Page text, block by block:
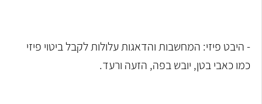
- היבט פיזי: המחשבות והדאגות עלולות לקבל ביטוי פיזי
כמו כאבי בטן, יובש בפה, הזעה ורעד.